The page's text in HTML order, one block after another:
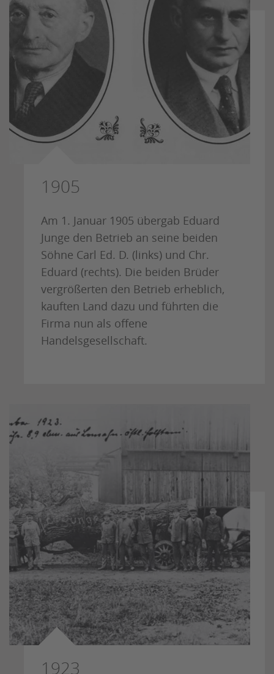
1905
Am 1. Januar 1905 übergab Eduard
Junge den Betrieb an seine beiden
Söhne Carl Ed. D. (links) und Chr.
Eduard (rechts). Die beiden Brüder
vergrößerten den Betrieb erheblich,
kauften Land dazu und führten die
Firma nun als offene
Handelsgesellschaft.
1923